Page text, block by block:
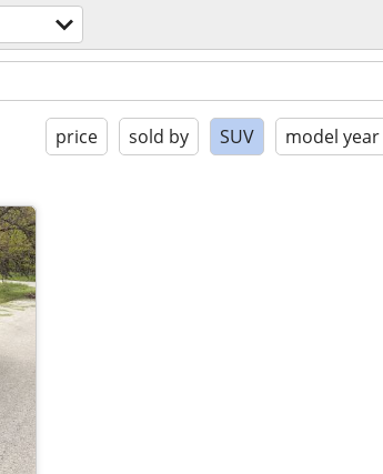
price sold by SUV model year